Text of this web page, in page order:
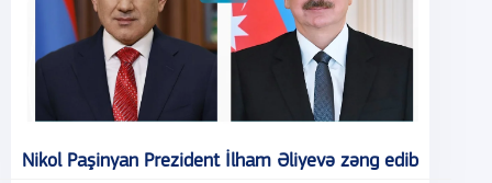
Nikol Paşinyan Prezident İlham Əliyevə zəng edib